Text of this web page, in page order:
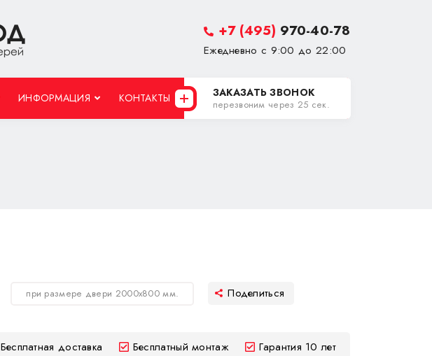
+7 (495) 970-40-78
Ежедневно с 9:00 до 22:00
ИНФОРМАЦИЯ КОНТАКТЫ ЗАКАЗАТЬ ЗВОНОК
перезвоним через 25 сек.
при размере двери 2000х800 мм.
Бесплатная доставка Бесплатный монтаж Гарантия 10 лет